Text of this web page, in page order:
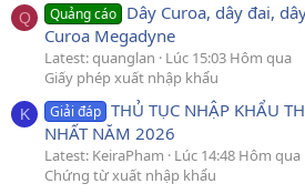
Q Quảng cáo Dây Curoa, dây đai,
Curoa Megadyne
Latest: quanglan
Lúc 15:03 Hôm qua
Giấy phép xuất nhập khẩu
K Giải đáp THỦ TỤC NHẬP KHẨU
NHẤT NĂM 2026
Latest: KeiraPham
Lúc 14:48 Hôm qua
Chứng từ xuất nhập khẩu